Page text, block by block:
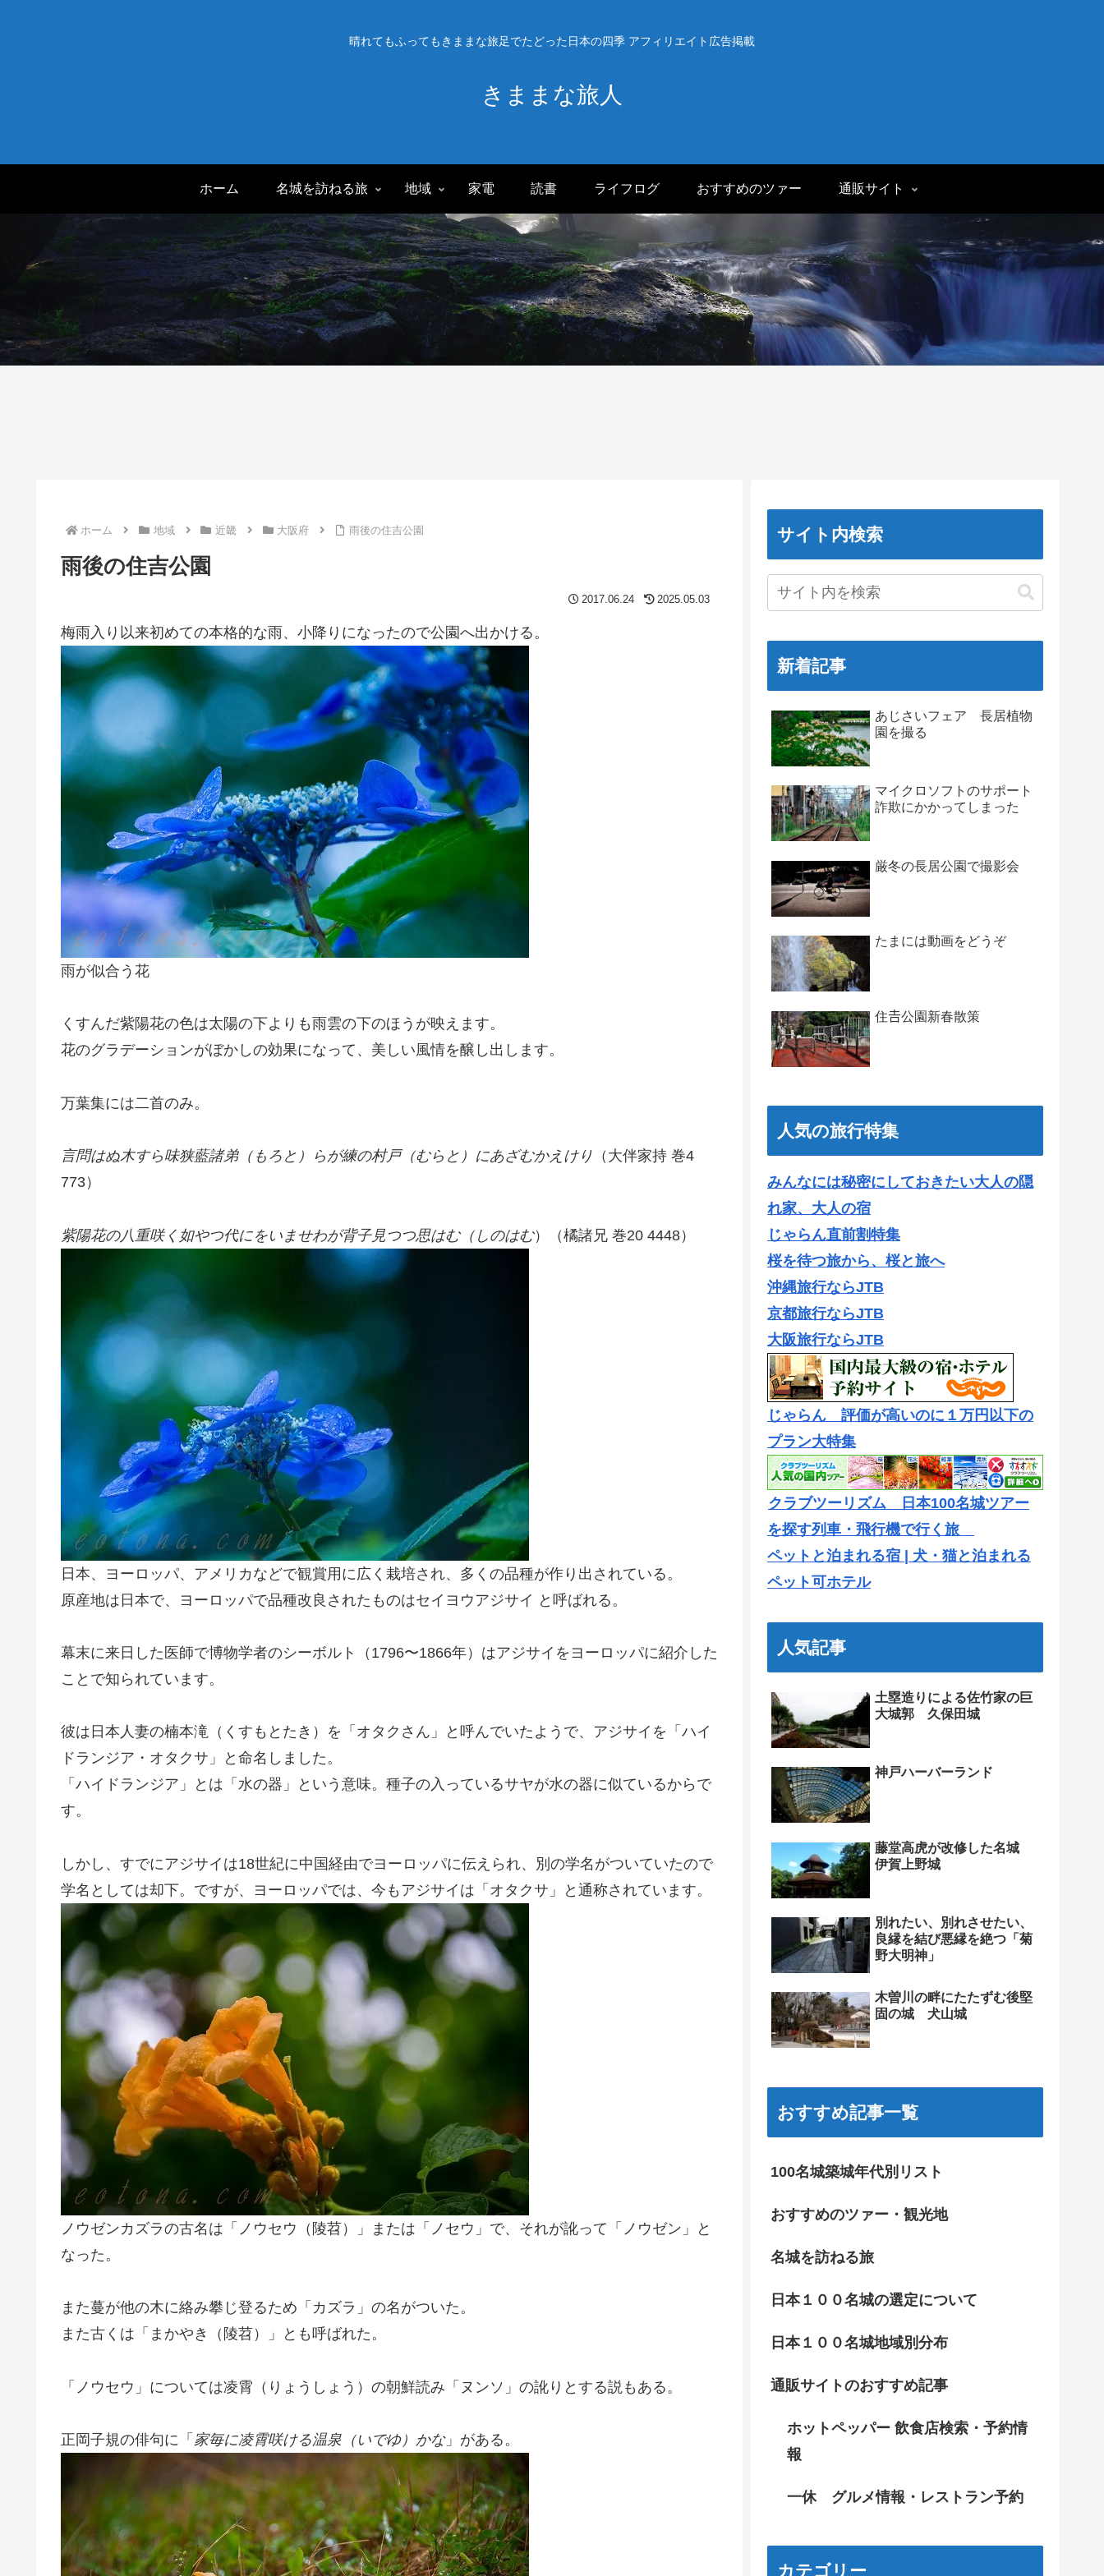
晴れてもふってもきままな旅足でたどった日本の四季 アフィリエイト広告掲載
きままな旅人
ホーム 名城を訪ねる旅 地域 家電 読書 ライフログ おすすめのツァー 通販サイト
ホーム 地域 近畿 大阪府 雨後の住吉公園
雨後の住吉公園
2017.06.24 2025.05.03
梅雨入り以来初めての本格的な雨、小降りになったので公園へ出かける。
雨が似合う花
くすんだ紫陽花の色は太陽の下よりも雨雲の下のほうが映えます。
花のグラデーションがぼかしの効果になって、美しい風情を醸し出します。
万葉集には二首のみ。
言問はぬ木すら味狭藍諸弟（もろと）らが練の村戸（むらと）にあざむかえけり （大伴家持 巻4
773）
紫陽花の八重咲く如やつ代にをいませわが背子見つつ思はむ（しのはむ）（橘諸兄 巻20 4448）
日本、ヨーロッパ、アメリカなどで観賞用に広く栽培され、多くの品種が作り出されている。
原産地は日本で、ヨーロッパで品種改良されたものはセイヨウアジサイ と呼ばれる。
幕末に来日した医師で博物学者のシーボルト（1796〜1866年）はアジサイをヨーロッパに紹介した
ことで知られています。
彼は日本人妻の楠本滝（くすもとたき）を「オタクさん」と呼んでいたようで、アジサイを「ハイ
ドランジア・オタクサ」と命名しました。
「ハイドランジア」とは「水の器」という意味。種子の入っているサヤが水の器に似ているからで
す。
しかし、すでにアジサイは18世紀に中国経由でヨーロッパに伝えられ、別の学名がついていたので
学名としては却下。ですが、ヨーロッパでは、今もアジサイは「オタクサ」と通称されています。
ノウゼンカズラの古名は「ノウセウ（陵苕）」または「ノセウ」で、それが訛って「ノウゼン」と
なった。
また蔓が他の木に絡み攀じ登るため「カズラ」の名がついた。
また古くは「まかやき（陵苕）」とも呼ばれた。
「ノウセウ」については凌霄（りょうしょう）の朝鮮読み「ヌンソ」の訛りとする説もある。
正岡子規の俳句に「 家毎に凌霄咲ける温泉（いでゆ）かな」がある。
サイト内検索
新着記事
あじさいフェア 長居植物
園を撮る
マイクロソフトのサポート
詐欺にかかってしまった
厳冬の長居公園で撮影会
たまには動画をどうぞ
住𠮷公園新春散策
人気の旅行特集
みんなには秘密にしておきたい大人の隠
れ家、大人の宿
じゃらん直前割特集
桜を待つ旅から、桜と旅へ
沖縄旅行ならJTB
京都旅行ならJTB
大阪旅行ならJTB
じゃらん 評価が高いのに１万円以下の
プラン大特集
クラブツーリズム 日本100名城ツアー
を探す列車・飛行機で行く旅
ペットと泊まれる宿 | 犬・猫と泊まれる
ペット可ホテル
人気記事
土塁造りによる佐竹家の巨
大城郭 久保田城
神戸ハーバーランド
藤堂高虎が改修した名城
伊賀上野城
別れたい、別れさせたい、
良縁を結び悪縁を絶つ「菊
野大明神」
木曽川の畔にたたずむ後堅
固の城 犬山城
おすすめ記事一覧
100名城築城年代別リスト
おすすめのツァー・観光地
名城を訪ねる旅
日本１００名城の選定について
日本１００名城地域別分布
通販サイトのおすすめ記事
ホットペッパー 飲食店検索・予約情
報
一休 グルメ情報・レストラン予約
カテゴリー